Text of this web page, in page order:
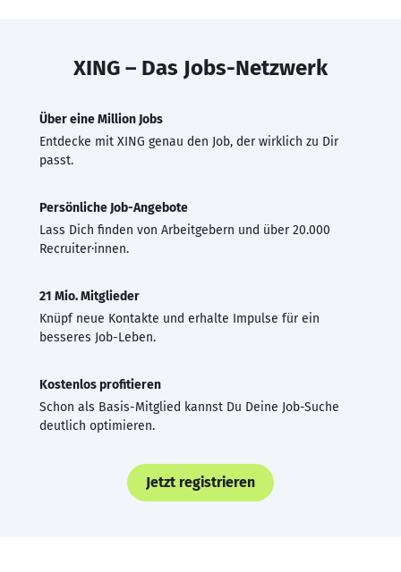
XING – Das Jobs-Netzwerk
Über eine Million Jobs
Entdecke mit XING genau den Job, der wirklich zu Dir
passt.
Persönliche Job-Angebote
Lass Dich finden von Arbeitgebern und über 20.000
Recruiter·innen.
21 Mio. Mitglieder
Knüpf neue Kontakte und erhalte Impulse für ein
besseres Job-Leben.
Kostenlos profitieren
Schon als Basis-Mitglied kannst Du Deine Job-Suche
deutlich optimieren.
Jetzt registrieren